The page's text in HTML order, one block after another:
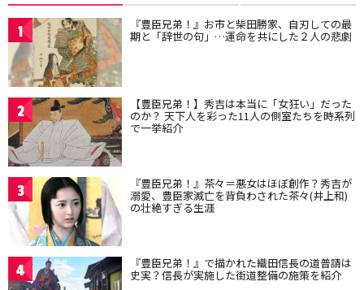
1 『豊臣兄弟！』お市と柴田勝家、自刃しての最
期と「辞世の句」…運命を共にした２人の悲劇
2 【豊臣兄弟！】秀吉は本当に「女狂い」だった
のか？ 天下人を彩った11人の側室たちを時系列
で一挙紹介
3 『豊臣兄弟！』茶々＝悪女はほぼ創作？秀吉が
溺愛、豊臣家滅亡を背負わされた茶々(井上和)
の壮絶すぎる生涯
4 『豊臣兄弟！』で描かれた織田信長の道普請は
史実？信長が実施した街道整備の施策を紹介